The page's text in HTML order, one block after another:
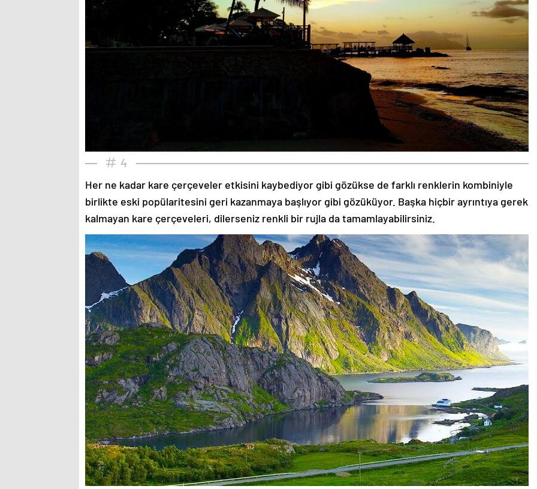
4
Her ne kadar kare çerçeveler etkisini kaybediyor gibi gözükse de farklı renklerin kombiniyle
birlikte eski popülaritesini geri kazanmaya başlıyor gibi gözüküyor. Başka hiçbir ayrıntıya gerek
kalmayan kare çerçeveleri, dilerseniz renkli bir rujla da tamamlayabilirsiniz.